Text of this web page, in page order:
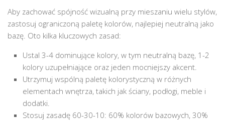
Aby zachować spójność wizualną przy mieszaniu wielu stylów,
zastosuj ograniczoną paletę kolorów, najlepiej neutralną jako
bazę. Oto kilka kluczowych zasad:
Ustal 3-4 dominujące kolory, w tym neutralną bazę, 1-2
kolory uzupełniające oraz jeden mocniejszy akcent.
Utrzymuj wspólną paletę kolorystyczną w różnych
elementach wnętrza, takich jak ściany, podłogi, meble i
dodatki.
Stosuj zasadę 60-30-10: 60% kolorów bazowych, 30%